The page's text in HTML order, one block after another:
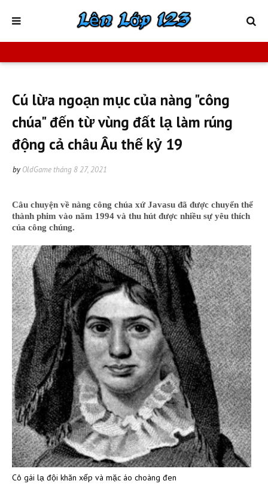
Cú lừa ngoạn mục của nàng "công
chúa" đến từ vùng đất lạ làm rúng
động cả châu Âu thế kỷ 19
by OldGame tháng 8 27, 2021
Câu chuyện về nàng công chúa xứ Javasu đã được chuyển thể
thành phim vào năm 1994 và thu hút được nhiều sự yêu thích
của công chúng.
Cô gái lạ đội khăn xếp và mặc áo choàng đen